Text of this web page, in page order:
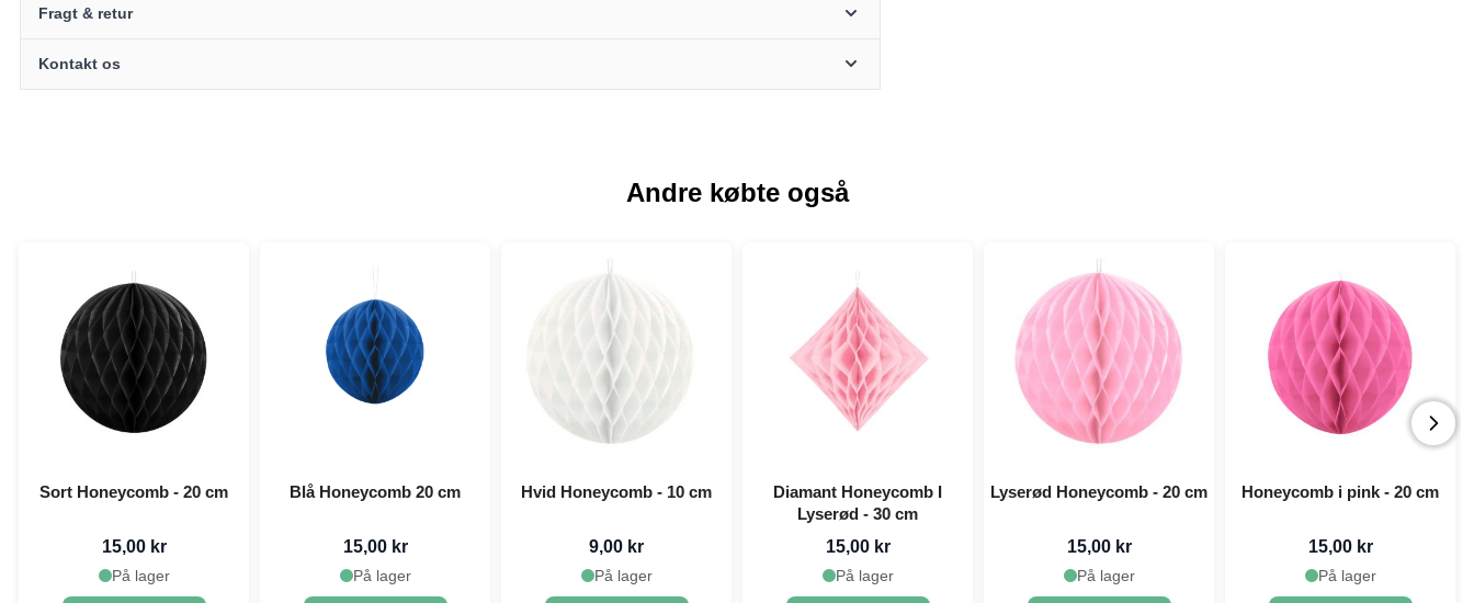
Fragt & retur
Kontakt os
Andre købte også
Sort Honeycomb - 20 cm
15,00 kr
På lager
Blå Honeycomb 20 cm
15,00 kr
På lager
Hvid Honeycomb - 10 cm
9,00 kr
På lager
Diamant Honeycomb I
Lyserød - 30 cm
15,00 kr
På lager
Lyserød Honeycomb - 20 cm
15,00 kr
På lager
Honeycomb i pink - 20 cm
15,00 kr
På lager